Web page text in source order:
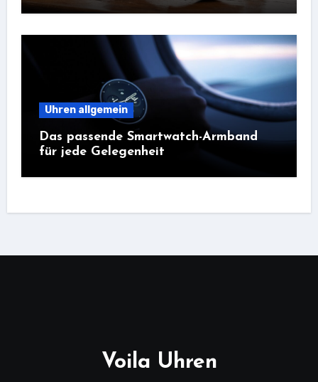
Uhren allgemein
Das passende Smartwatch-Armband
für jede Gelegenheit
Voila Uhren